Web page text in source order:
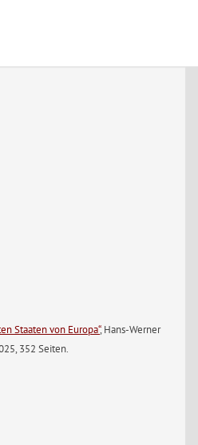
Staaten von Europa“, Hans-Werner
352 Seiten.